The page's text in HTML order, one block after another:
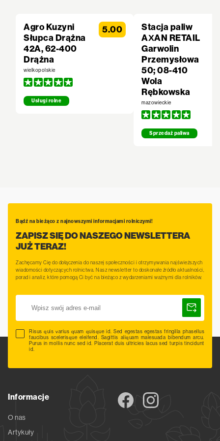
Agro Kuzyni
Słupca Drążna
42A, 62-400
Drążna
wielkopolskie
Usługi rolne
5.00
Stacja paliw
AXAN RETAIL
Garwolin
Przemysłowa
50; 08-410
Wola
Rębkowska
mazowieckie
Sprzedaż paliwa
Bądź na bieżąco z najnowszymi informacjami rolniczymi!
ZAPISZ SIĘ DO NASZEGO NEWSLETTERA
JUŻ TERAZ!
Zachęcamy Cię do dołączenia do naszej społeczności i otrzymywania najświeższych
wiadomości dotyczących rolnictwa. Nasz newsletter to doskonałe źródło aktualności,
porad i analiz, które pomogą Ci być na bieżąco z wydarzeniami ważnymi dla rolników.
Risus quis varius quam quisque id. Sed egestas egestas fringilla phasellus
faucibus scelerisque eleifend. Sagittis aliquam malesuada bibendum arcu.
Purus in mollis nunc sed id. Placerat duis ultricies lacus sed turpis tincidunt
id.
Informacje
O nas
Artykuły